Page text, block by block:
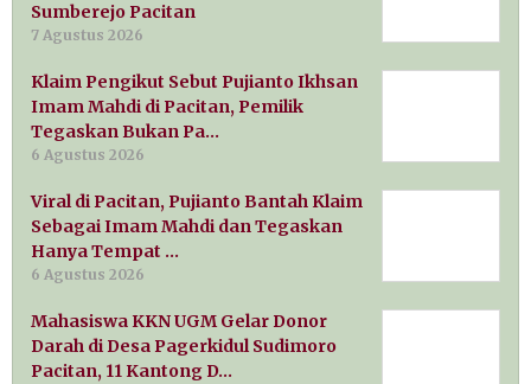
Sumberejo Pacitan
7 Agustus 2026
Klaim Pengikut Sebut Pujianto Ikhsan
Imam Mahdi di Pacitan, Pemilik
Tegaskan Bukan Pa…
6 Agustus 2026
Viral di Pacitan, Pujianto Bantah Klaim
Sebagai Imam Mahdi dan Tegaskan
Hanya Tempat …
6 Agustus 2026
Mahasiswa KKN UGM Gelar Donor
Darah di Desa Pagerkidul Sudimoro
Pacitan, 11 Kantong D…